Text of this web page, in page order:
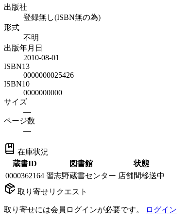
出版社
登録無し(ISBN無の為)
形式
不明
出版年月日
2010-08-01
ISBN13
0000000025426
ISBN10
0000000000
サイズ
—
ページ数
—
在庫状況
蔵書ID
図書館
状態
0000362164 習志野蔵書センター 店舗間移送中
取り寄せリクエスト
取り寄せには会員ログインが必要です。 ログイン